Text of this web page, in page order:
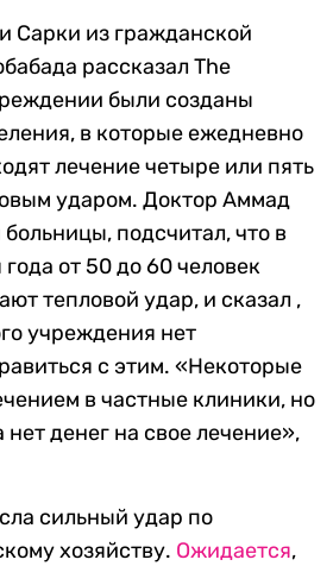
Сарки из гражданской
рассказал The
были созданы
в которые ежедневно
лечение четыре или пять
ударом. Доктор Аммад
подсчитал, что в
от 50 до 60 человек
тепловой удар, и сказал ,
учреждения нет
с этим. «Некоторые
в частные клиники, но
нет денег на свое лечение»,
сильный удар по
хозяйству. Ожидается,